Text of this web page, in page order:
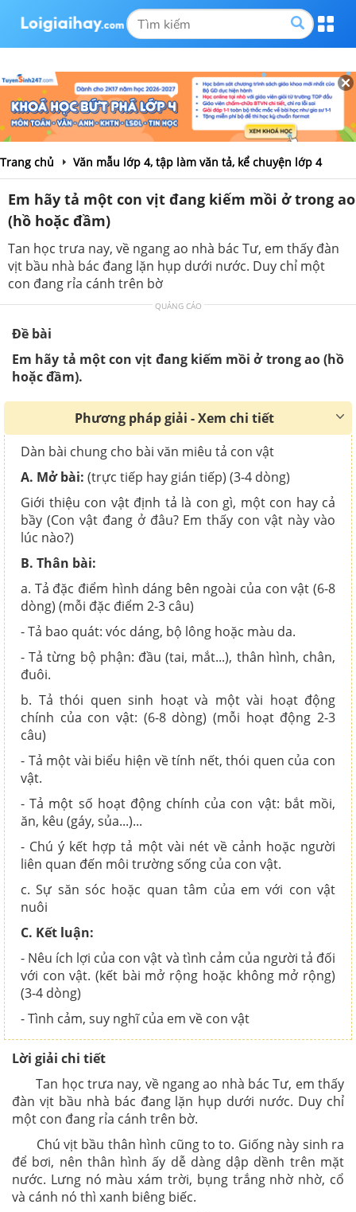
Trang chủ Văn mẫu lớp 4, tập làm văn tả, kể chuyện lớp 4
Em hãy tả một con vịt đang kiếm mồi ở trong ao
(hồ hoặc đầm)
Tan học trưa nay, về ngang ao nhà bác Tư, em thấy đàn
vịt bầu nhà bác đang lặn hụp dưới nước. Duy chỉ một
con đang rỉa cánh trên bờ
QUẢNG CÁO
Đề bài
Em hãy tả một con vịt đang kiếm mồi ở trong ao (hồ
hoặc đầm).
Phương pháp giải - Xem chi tiết
Dàn bài chung cho bài văn miêu tả con vật
A. Mở bài: (trực tiếp hay gián tiếp) (3-4 dòng)
Giới thiệu con vật định tả là con gì, một con hay cả
bầy (Con vật đang ở đâu? Em thấy con vật này vào
lúc nào?)
B. Thân bài:
a. Tả đặc điểm hình dáng bên ngoài của con vật (6-8
dòng) (mỗi đặc điểm 2-3 câu)
- Tả bao quát: vóc dáng, bộ lông hoặc màu da.
- Tả từng bộ phận: đầu (tai, mắt...), thân hình, chân,
đuôi.
b. Tả thói quen sinh hoạt và một vài hoạt động
chính của con vật: (6-8 dòng) (mỗi hoạt động 2-3
câu)
- Tả một vài biểu hiện về tính nết, thói quen của con
vật.
- Tả một số hoạt động chính của con vật: bắt mồi,
ăn, kêu (gáy, sủa...)...
- Chú ý kết hợp tả một vài nét về cảnh hoặc người
liên quan đến môi trường sống của con vật.
c. Sự săn sóc hoặc quan tâm của em với con vật
nuôi
C. Kết luận:
- Nêu ích lợi của con vật và tình cảm của người tả đối
với con vật. (kết bài mở rộng hoặc không mở rộng)
(3-4 dòng)
- Tình cảm, suy nghĩ của em về con vật
Lời giải chi tiết
Tan học trưa nay, về ngang ao nhà bác Tư, em thấy
đàn vịt bầu nhà bác đang lặn hụp dưới nước. Duy chỉ
một con đang rỉa cánh trên bờ.
Chú vịt bầu thân hình cũng to to. Giống này sinh ra
để bơi, nên thân hình ấy dễ dàng dập dềnh trên mặt
nước. Lưng nó màu xám trời, bụng trắng nhờ nhờ, cổ
và cánh nó thì xanh biêng biếc.